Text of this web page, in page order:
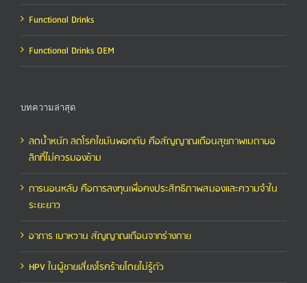
Functional Drinks
Functional Drinks OEM
บทความล่าสุด
ลดน้ำหนัก ลดโรคไขมันพอกตับ คือสัญญาณเตือนสุขภาพเมตาบอ
ลิกที่ไม่ควรมองข้าม
การนอนหลับ คือการลงทุนเพื่อคงประสิทธิภาพสมองและความจำใน
ระยะยาว
อาการ เบาหวาน สัญญาณเตือนจากร่างกาย
HPV ในผู้ชายเสี่ยงโรคร้ายโดยไม่รู้ตัว